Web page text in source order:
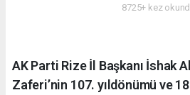
8725+ kez
AK Parti Rize İl Başkanı İshak
Zaferi’nin 107. yıldönümü ve